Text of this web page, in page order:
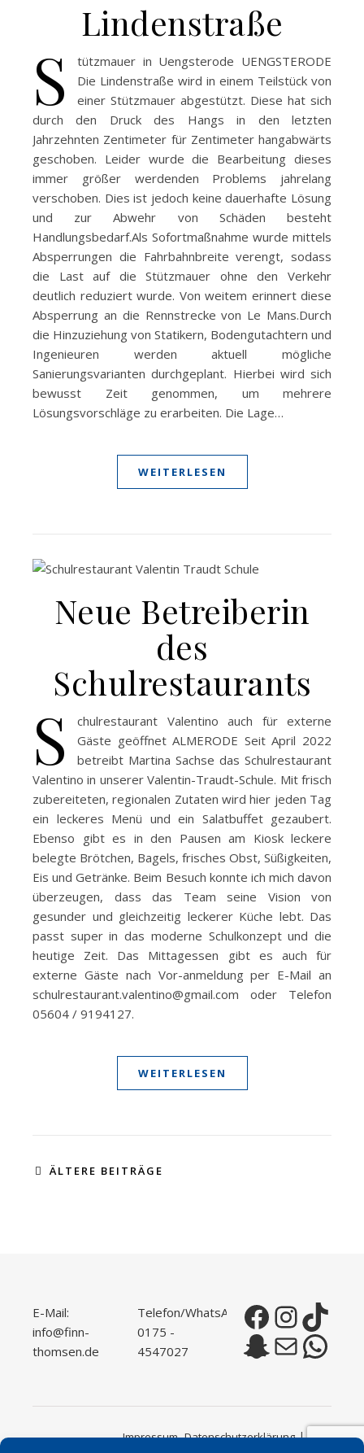
Lindenstraße
S
tützmauer in Uengsterode UENGSTERODE
Die Lindenstraße wird in einem Teilstück von
einer Stützmauer abgestützt. Diese hat sich
durch den Druck des Hangs in den letzten
Jahrzehnten Zentimeter für Zentimeter hangabwärts
geschoben. Leider wurde die Bearbeitung dieses
immer größer werdenden Problems jahrelang
verschoben. Dies ist jedoch keine dauerhafte Lösung
und zur Abwehr von Schäden besteht
Handlungsbedarf.Als Sofortmaßnahme wurde mittels
Absperrungen die Fahrbahnbreite verengt, sodass
die Last auf die Stützmauer ohne den Verkehr
deutlich reduziert wurde. Von weitem erinnert diese
Absperrung an die Rennstrecke von Le Mans.Durch
die Hinzuziehung von Statikern, Bodengutachtern und
Ingenieuren werden aktuell mögliche
Sanierungsvarianten durchgeplant. Hierbei wird sich
bewusst Zeit genommen, um mehrere
Lösungsvorschläge zu erarbeiten. Die Lage…
WEITERLESEN
Neue Betreiberin
des
Schulrestaurants
S
chulrestaurant Valentino auch für externe
Gäste geöffnet ALMERODE Seit April 2022
betreibt Martina Sachse das Schulrestaurant
Valentino in unserer Valentin-Traudt-Schule. Mit frisch
zubereiteten, regionalen Zutaten wird hier jeden Tag
ein leckeres Menü und ein Salatbuffet gezaubert.
Ebenso gibt es in den Pausen am Kiosk leckere
belegte Brötchen, Bagels, frisches Obst, Süßigkeiten,
Eis und Getränke. Beim Besuch konnte ich mich davon
überzeugen, dass das Team seine Vision von
gesunder und gleichzeitig leckerer Küche lebt. Das
passt super in das moderne Schulkonzept und die
heutige Zeit. Das Mittagessen gibt es auch für
externe Gäste nach Vor-anmeldung per E-Mail an
schulrestaurant.valentino@gmail.com oder Telefon
05604 / 9194127.
WEITERLESEN
ÄLTERE BEITRÄGE
E-Mail:
info@finn-
thomsen.de
Telefon/WhatsApp:
0175 -
4547027
FacebookInstagram
TikTok
Snapchat
E-MailWhatsApp
2026
Impressum Datenschutzerklärung